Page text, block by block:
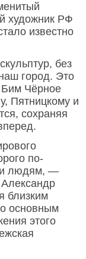
художник РФ
известно
без
город. Это
Бим Чёрное
Пятницкому и
сохраняя
по-
и людям, —
близким
основным
этого